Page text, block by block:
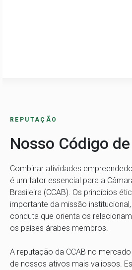
REPUTAÇÃO
Nosso Código
Combinar atividades
é um fator essencial para a
Brasileira (CCAB). Os princípios
importante da missão
conduta que orienta os
os países árabes membros.
A reputação da CCAB no
de nossos ativos mais valiosos.